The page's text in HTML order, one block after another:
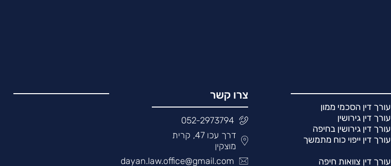
עורך דין הסכמי ממון
עורך דין גירושין
עורך דין גירושין בחיפה
עורך דין ייפוי כוח מתמשך
עורך דין צוואות חיפה
צרו קשר
052-2973794
דרך עכו 47, קרית
מוצקין
dayan.law.office@gmail.com